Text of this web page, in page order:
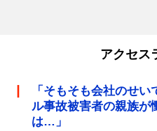
アクセス
「そもそも会社のせ
ル事故被害者の親族
は…」